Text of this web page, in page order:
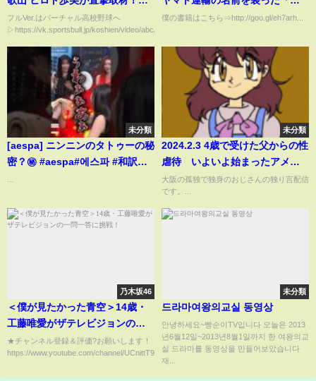
しさを糧に日本一へ 熱闘甲子園
キャスターが頂点をめざすチー
ムに迫る
フルVer.はバーチャル高校野球へ
▷https://vk.sportsbull.jp/koshien/video/abc/hirodo_ch...
惑メール」および「なりすまし
僕の書籍はこちら⇒http://goo.gl/eh7arh...
未分類
[aespa] ニンニンのタトゥーの秘
密？㊙️ #aespa#에스파 #和訳動
未分類
2024.2.3 4歳で受けた父からの性
虐待 いよいよ始まったアメリ
カ大統領選挙
大阪の孤独で独身のおじさんの独り言配信
です。...
乃木坂46
＜僕が見たかった青空＞14歳・
工藤唯愛がザテレビジョンの一
問一答に挑戦！
★チャンネル登録＆評価?お願いします！
https://www.youtube.com/channel/UCnittT9IvOYhrIgps...
未分類
드라마여왕의교실 동영상
안녕하세요~빵순이TV입니다 오늘은 2013
년6월12일~2013년8월1일까지 한 여왕의교
실 드라마를 동영상을 만들어보았습니다
재...